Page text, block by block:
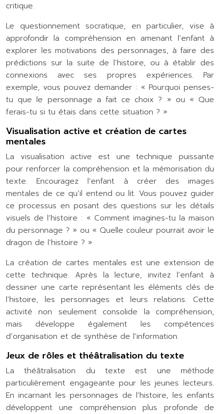
critique.
Le questionnement socratique, en particulier, vise à
approfondir la compréhension en amenant l’enfant à
explorer les motivations des personnages, à faire des
prédictions sur la suite de l’histoire, ou à établir des
connexions avec ses propres expériences. Par
exemple, vous pouvez demander : « Pourquoi penses-
tu que le personnage a fait ce choix ? » ou « Que
ferais-tu si tu étais dans cette situation ? »
Visualisation active et création de cartes
mentales
La visualisation active est une technique puissante
pour renforcer la compréhension et la mémorisation du
texte. Encouragez l’enfant à créer des images
mentales de ce qu’il entend ou lit. Vous pouvez guider
ce processus en posant des questions sur les détails
visuels de l’histoire : « Comment imagines-tu la maison
du personnage ? » ou « Quelle couleur pourrait avoir le
dragon de l’histoire ? »
La création de cartes mentales est une extension de
cette technique. Après la lecture, invitez l’enfant à
dessiner une carte représentant les éléments clés de
l’histoire, les personnages et leurs relations. Cette
activité non seulement consolide la compréhension,
mais développe également les compétences
d’organisation et de synthèse de l’information.
Jeux de rôles et théâtralisation du texte
La théâtralisation du texte est une méthode
particulièrement engageante pour les jeunes lecteurs.
En incarnant les personnages de l’histoire, les enfants
développent une compréhension plus profonde de